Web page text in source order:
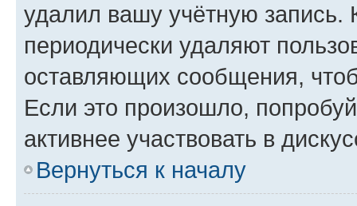
удалил вашу учётную запись.
периодически удаляют
оставляющих сообщения,
Если это произошло,
активнее участвовать в
Вернуться к началу